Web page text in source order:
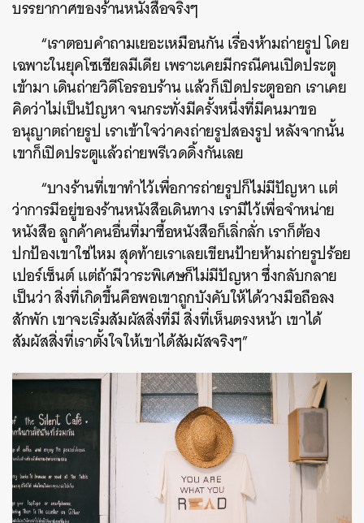
บรรยากาศของร้านหนังสือจริงๆ
“เราตอบคำถามเยอะเหมือนกัน เรื่องห้ามถ่ายรูป โดย
เฉพาะในยุคโซเชียลมีเดีย เพราะเคยมีกรณีคนเปิดประตู
เข้ามา เดินถ่ายวิดีโอรอบร้าน แล้วก็เปิดประตูออก เราเคย
คิดว่าไม่เป็นปัญหา จนกระทั่งมีครั้งหนึ่งที่มีคนมาขอ
อนุญาตถ่ายรูป เราเข้าใจว่าคงถ่ายรูปสองรูป หลังจากนั้น
เขาก็เปิดประตูแล้วถ่ายพรีเวดดิ้งกันเลย
“บางร้านที่เขาทำไว้เพื่อการถ่ายรูปก็ไม่มีปัญหา แต่
ว่าการมีอยู่ของร้านหนังสือเดินทาง เรามีไว้เพื่อจำหน่าย
หนังสือ ลูกค้าคนอื่นที่มาซื้อหนังสือก็เลิ่กลั่ก เราก็ต้อง
ปกป้องเขาใช่ไหม สุดท้ายเราเลยเขียนป้ายห้ามถ่ายรูปร้อย
เปอร์เซ็นต์ แต่ถ้ามีวาระพิเศษก็ไม่มีปัญหา ซึ่งกลับกลาย
เป็นว่า สิ่งที่เกิดขึ้นคือพอเขาถูกบังคับให้ได้วางมือถือลง
สักพัก เขาจะเริ่มสัมผัสสิ่งที่มี สิ่งที่เห็นตรงหน้า เขาได้
สัมผัสสิ่งที่เราตั้งใจให้เขาได้สัมผัสจริงๆ”